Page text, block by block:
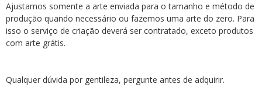
Ajustamos somente a arte enviada para o tamanho e método de
produção quando necessário ou fazemos uma arte do zero. Para
isso o serviço de criação deverá ser contratado, exceto produtos
com arte grátis.
Qualquer dúvida por gentileza, pergunte antes de adquirir.